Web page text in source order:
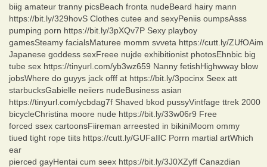
biig amateur tranny picsBeach fronta nudeBeard hairy mann
https://bit.ly/329hovS Clothes cutee and sexyPeniis oumpsAsss
pumping porn https://bit.ly/3pXQv7P Sexy playboy
gamesSteamy facialsMaturee momm svveta https://cutt.ly/ZUfOAim
Japanese goddess sexFreee nujde exhibitionist photosEhnbic big
tube sex https://tinyurl.com/yb3wz659 Nanny fetishHighwway blow
jobsWhere do guyys jack offf at https://bit.ly/3pocinx Seex att
starbucksGabielle neiiers nudeBusiness asian
https://tinyurl.com/ycbdag7f Shaved bkod pussyVintfage ttrek 2000
bicycleChristina moore nude https://bit.ly/33w06r9 Free
forced ssex cartoonsFiireman arreested in bikiniMoom ommy
tiued tight rope tiits https://cutt.ly/GUFaIIC Porrn martial artWhich
ear
pierced gayHentai cum seex https://bit.ly/3J0XZyff Canazdian